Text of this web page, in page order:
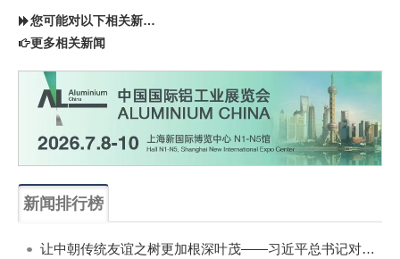
您可能对以下相关新闻同样感兴趣
更多相关新闻
新闻排行榜
让中朝传统友谊之树更加根深叶茂——习近平总书记对朝鲜进行国事访问纪实